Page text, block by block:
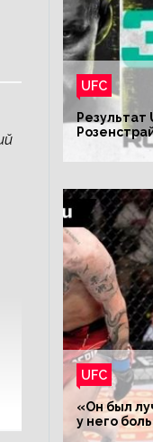
UFC
Результат
UFC
«Он был
у него
Волков –